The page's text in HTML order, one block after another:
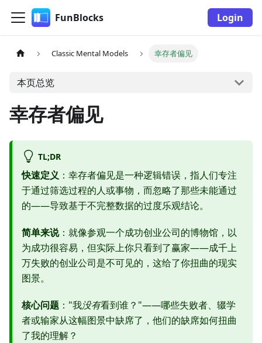
FunBlocks Login
Classic Mental Models 幸存者偏见
本页总览
幸存者偏见
TL;DR
快速定义 ：幸存者偏见是一种逻辑错误，指人们专注
于通过筛选过程的人或事物，而忽略了那些未能通过
的——导致基于不完整数据的过度乐观结论。
简单来说：就像参观一个成功创业公司的博物馆，以
为成功很容易，但实际上你只看到了赢家——成千上
万失败的创业公司是不可见的，这给了你扭曲的现实
图景。
核心问题 ："我没有看到谁？"——哪些失败者、辍学
者或输家从这幅图景中缺席了，他们的缺席如何扭曲
了我的理解？